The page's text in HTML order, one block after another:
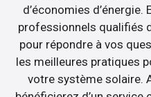
d’économies
professionnels qualifiés
pour répondre à vos
les meilleures pratiques
votre système solaire.